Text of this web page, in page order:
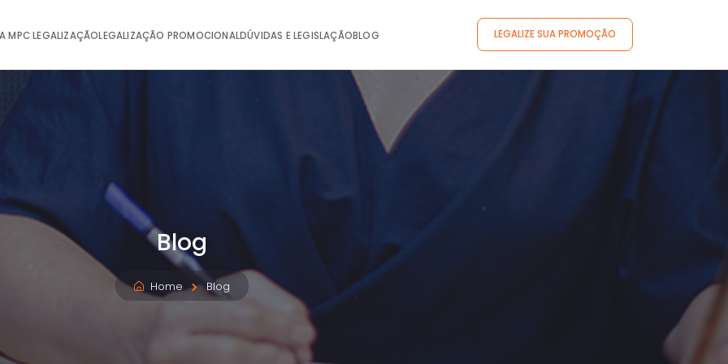
MPC LEGALIZAÇÃOLEGALIZAÇÃO PROMOCIONALDÚVIDAS E LEGISLAÇÃOBLOG LEGALIZE SUA PROMOÇÃO
Blog
Home Blog